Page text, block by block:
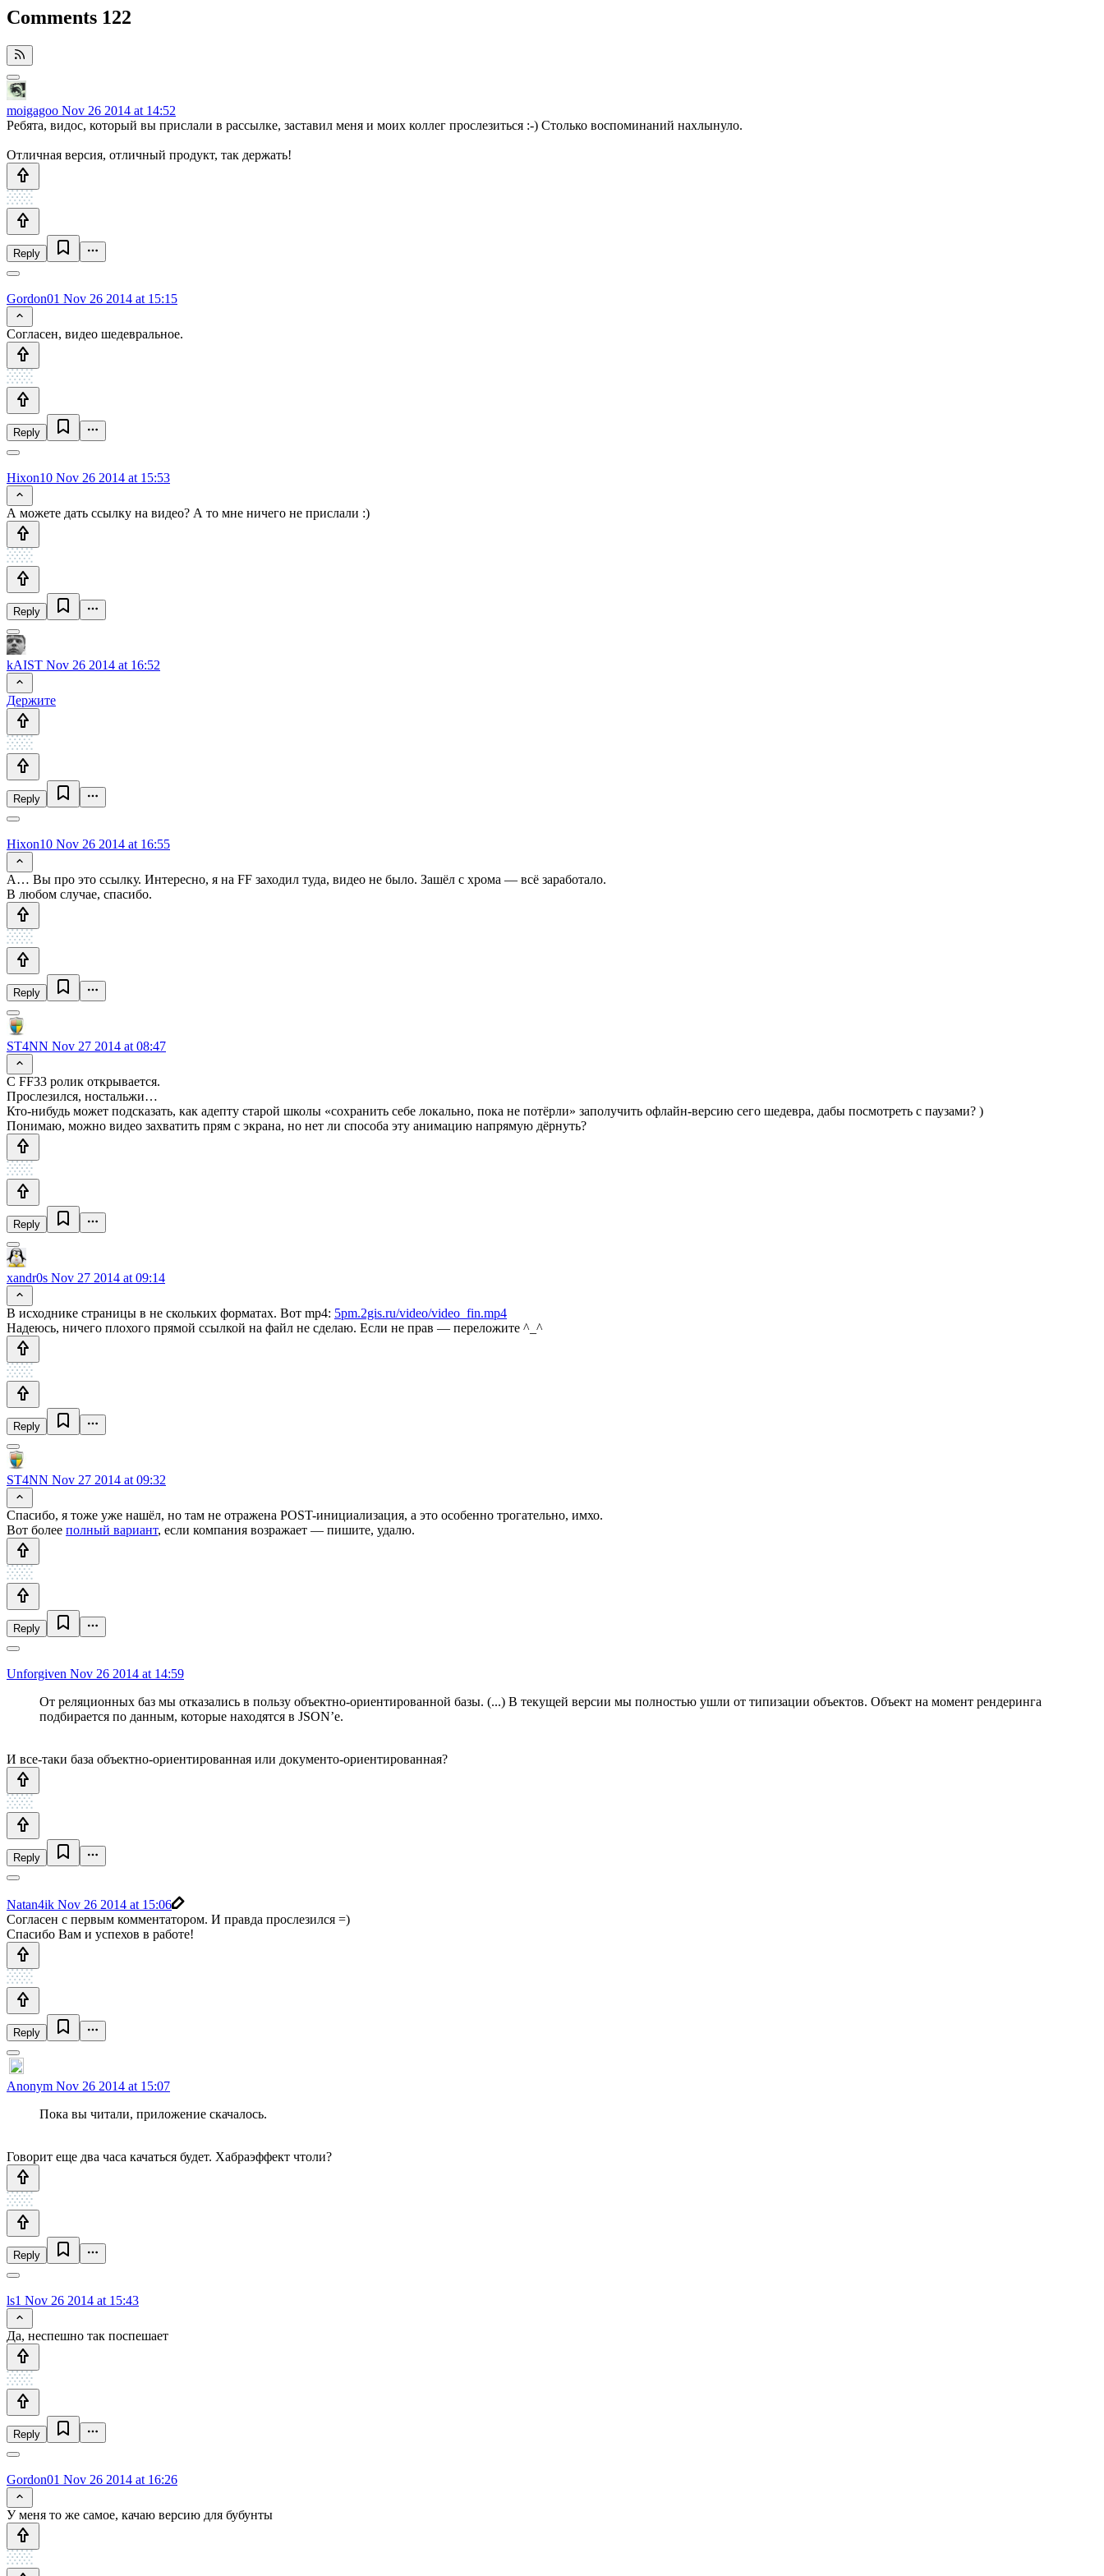
Comments 122
moigagoo Nov 26 2014 at 14:52
Ребята, видос, который вы прислали в рассылке, заставил меня и моих коллег прослезиться :-) Столько воспоминаний нахлынуло.
Отличная версия, отличный продукт, так держать!
Reply
Gordon01 Nov 26 2014 at 15:15
Согласен, видео шедевральное.
Reply
Hixon10 Nov 26 2014 at 15:53
А можете дать ссылку на видео? А то мне ничего не прислали :)
Reply
kAIST Nov 26 2014 at 16:52
Держите
Reply
Hixon10 Nov 26 2014 at 16:55
А… Вы про это ссылку. Интересно, я на FF заходил туда, видео не было. Зашёл с хрома — всё заработало.
В любом случае, спасибо.
Reply
ST4NN Nov 27 2014 at 08:47
С FF33 ролик открывается.
Прослезился, ностальжи…
Кто-нибудь может подсказать, как адепту старой школы «сохранить себе локально, пока не потёрли» заполучить офлайн-версию сего шедевра, дабы посмотреть с паузами? )
Понимаю, можно видео захватить прям с экрана, но нет ли способа эту анимацию напрямую дёрнуть?
Reply
xandr0s Nov 27 2014 at 09:14
В исходнике страницы в не скольких форматах. Вот mp4: 5pm.2gis.ru/video/video_fin.mp4
Надеюсь, ничего плохого прямой ссылкой на файл не сделаю. Если не прав — переложите ^_^
Reply
ST4NN Nov 27 2014 at 09:32
Спасибо, я тоже уже нашёл, но там не отражена POST-инициализация, а это особенно трогательно, имхо.
Вот более полный вариант, если компания возражает — пишите, удалю.
Reply
Unforgiven Nov 26 2014 at 14:59
От реляционных баз мы отказались в пользу объектно-ориентированной базы. (...) В текущей версии мы полностью ушли от типизации объектов. Объект на момент рендеринга
подбирается по данным, которые находятся в JSON’е.
И все-таки база объектно-ориентированная или документо-ориентированная?
Reply
Natan4ik Nov 26 2014 at 15:06
Согласен с первым комментатором. И правда прослезился =)
Спасибо Вам и успехов в работе!
Reply
Anonym Nov 26 2014 at 15:07
Пока вы читали, приложение скачалось.
Говорит еще два часа качаться будет. Хабраэффект чтоли?
Reply
ls1 Nov 26 2014 at 15:43
Да, неспешно так поспешает
Reply
Gordon01 Nov 26 2014 at 16:26
У меня то же самое, качаю версию для бубунты